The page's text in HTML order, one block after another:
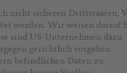
nicht sicheren Drittstaaten.
werden. Wir weisen darauf
sind US-Unternehmen dazu
gerichtlich vorgehen
befindlichen Daten zu